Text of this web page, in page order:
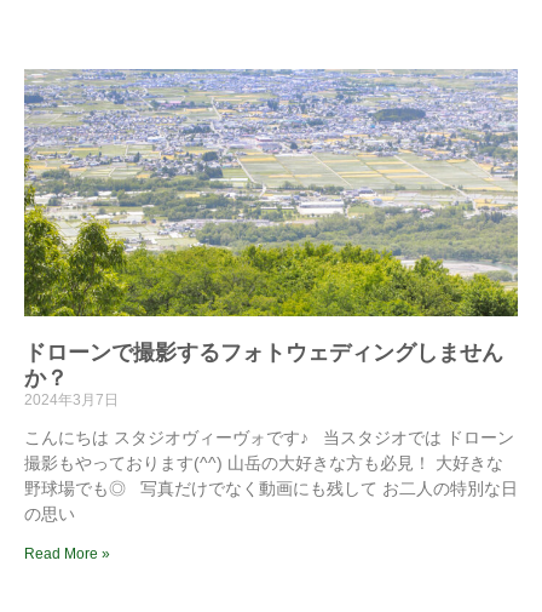
ドローンで撮影するフォトウェディングしません
か？
2024年3月7日
こんにちは スタジオヴィーヴォです♪ 当スタジオでは ドローン
撮影もやっております(^^) 山岳の大好きな方も必見！ 大好きな
野球場でも◎ 写真だけでなく動画にも残して お二人の特別な日
の思い
Read More »